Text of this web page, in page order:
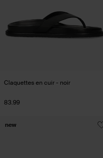
Claquettes en cuir - noir
83.99
new